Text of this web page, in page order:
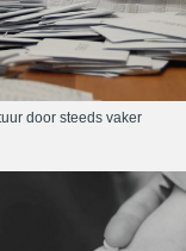
door steeds vaker